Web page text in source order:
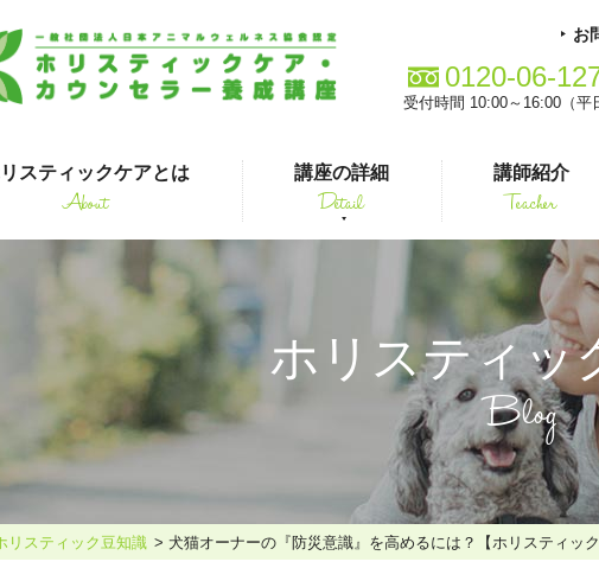
スティックケアとは
About
講座の詳細
Detail
はじめて受講される方
ホリスティックケア・カウンセラー養成講座
シニアペット 介
ホリスティックケア･
講師紹介
Teacher
お
0120-06-
受付時間 10:00～16:00（平
ホリスティッ
Blog
リスティック豆知識 犬猫オーナーの『防災意識』を高めるには？【ホリスティック